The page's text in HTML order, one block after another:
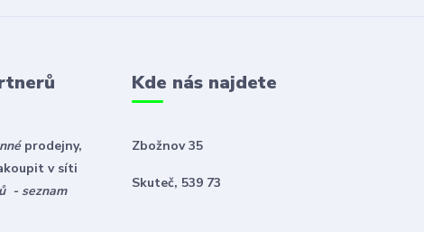
prodejny,
v síti
- seznam
Kde nás najdete
Zbožnov 35
Skuteč, 539 73